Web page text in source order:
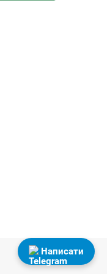
Написати